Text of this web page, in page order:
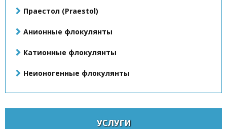
Праестол (Praestol)
Анионные флокулянты
Катионные флокулянты
Неионогенные флокулянты
УСЛУГИ